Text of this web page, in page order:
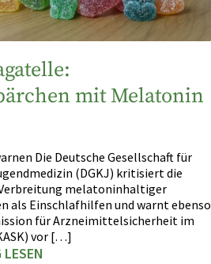
mit Melatonin
Die Deutsche Gesellschaft für
(DGKJ) kritisiert die
melatoninhaltiger
als Einschlafhilfen und warnt ebenso
für Arzneimittelsicherheit im
vor […]